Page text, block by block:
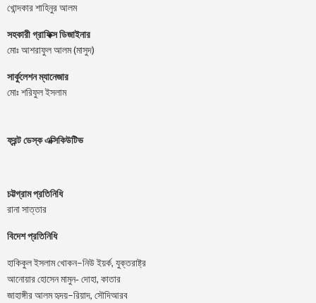
খোন্দকার শাহিনুর আলম
সহকারী গ্রাফিক্স ডিজাইনার
মোঃ আশরাফুল আলম (মাসুদ)
সার্কুলেশন ম্যানেজার
মোঃ শরিফুল ইসলাম
ফ্রন্ট ডেস্ক এক্সিকিউটিভ
চট্টগ্রাম প্রতিনিধি
রানা সাত্তার
বিদেশ প্রতিনিধি
হাকিকুল ইসলাম খোকন–নিউ ইয়র্ক, যুক্তরাষ্ট্র
আনোয়ার হোসেন মামুন- দোহা, কাতার
জাহাঙ্গীর আলম হৃদয়–রিয়াদ, সৌদিআরব